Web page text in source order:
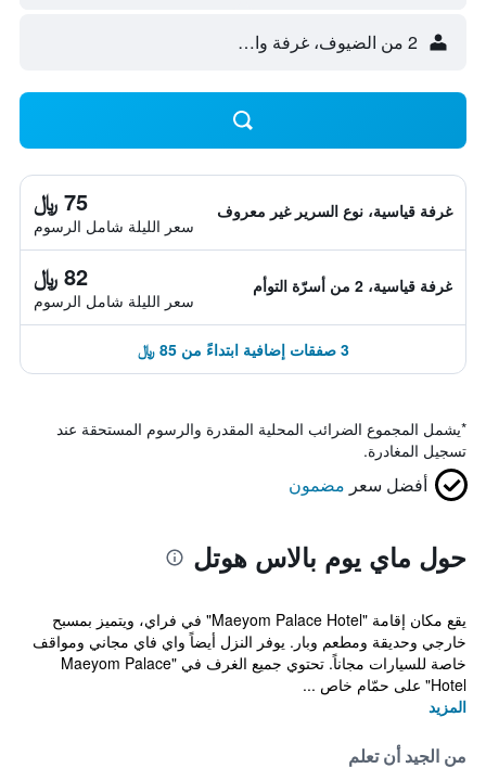
2 من الضيوف، غرفة واحدة
غرفة قياسية، نوع السرير غير معروف 75 ﷼
سعر الليلة شامل الرسوم
غرفة قياسية، 2 من أسرّة التوأم 82 ﷼
سعر الليلة شامل الرسوم
3 صفقات إضافية ابتداءً من 85 ﷼
*يشمل المجموع الضرائب المحلية المقدرة والرسوم المستحقة عند
تسجيل المغادرة.
أفضل سعر مضمون
حول ماي يوم بالاس هوتل
يقع مكان إقامة "Maeyom Palace Hotel" في فراي، ويتميز بمسبح
خارجي وحديقة ومطعم وبار. يوفر النزل أيضاً واي فاي مجاني ومواقف
خاصة للسيارات مجاناً. تحتوي جميع الغرف في "Maeyom Palace
Hotel" على حمّام خاص ...
المزيد
من الجيد أن تعلم